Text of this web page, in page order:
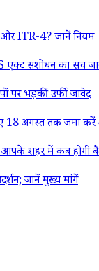
ITR-4? जानें नियम
संशोधन का सच
भड़कीं उर्फी जावेद
18 अगस्त तक जमा
शहर में कब होगी
जानें मुख्य मांगें